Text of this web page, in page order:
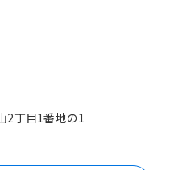
2丁目1番地の1